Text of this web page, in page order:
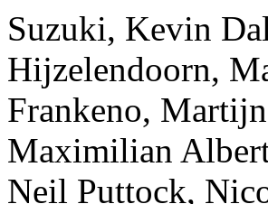
Suzuki, Kevin
Hijzelendoorn,
Frankeno,
Maximilian
Neil Puttock,